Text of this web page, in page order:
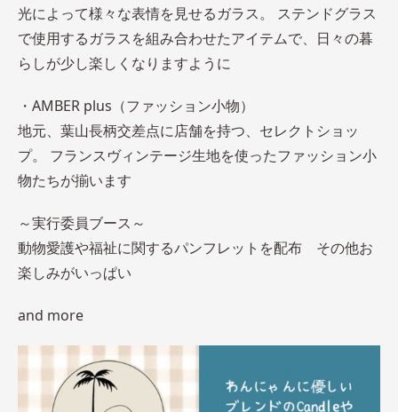
光によって様々な表情を見せるガラス。 ステンドグラス
で使用するガラスを組み合わせたアイテムで、日々の暮
らしが少し楽しくなりますように
・AMBER plus（ファッション小物）
地元、葉山長柄交差点に店舗を持つ、セレクトショッ
プ。 フランスヴィンテージ生地を使ったファッション小
物たちが揃います
​​～実行委員ブース～
動物愛護や福祉に関するパンフレットを配布 その他お
楽しみがいっぱい
and more